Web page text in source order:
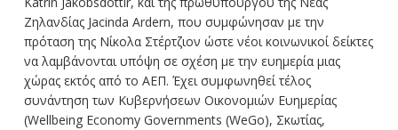
Ζηλανδίας Jacinda Ardern, που συμφώνησαν με την
πρόταση της Νίκολα Στέρτζιον ώστε νέοι κοινωνικοί δείκτες
να λαμβάνονται υπόψη σε σχέση με την ευημερία μιας
χώρας εκτός από το ΑΕΠ. Έχει συμφωνηθεί τέλος
συνάντηση των Κυβερνήσεων Οικονομιών Ευημερίας
(Wellbeing Economy Governments (WeGo), Σκωτίας,